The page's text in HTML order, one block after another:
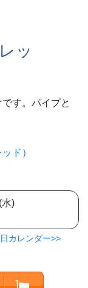
ッ
す。パイプと
ド）
水)
カレンダー>>